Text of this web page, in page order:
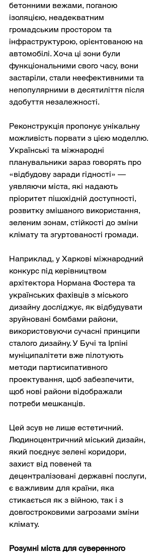
бетонними вежами, поганою
ізоляцією, неадекватним
громадським простором та
інфраструктурою, орієнтованою на
автомобілі. Хоча ці зони були
функціональними свого часу, вони
застаріли, стали неефективними та
непопулярними в десятиліття після
здобуття незалежності.
Реконструкція пропонує унікальну
можливість порвати з цією моделлю.
Українські та міжнародні
планувальники зараз говорять про
«відбудову заради гідності» —
уявляючи міста, які надають
пріоритет пішохідній доступності,
розвитку змішаного використання,
зеленим зонам, стійкості до зміни
клімату та згуртованості громади.
Наприклад, у Харкові міжнародний
конкурс під керівництвом
архітектора Нормана Фостера та
українських фахівців з міського
дизайну досліджує, як відбудувати
зруйновані бомбами райони,
використовуючи сучасні принципи
сталого дизайну. У Бучі та Ірпіні
муніципалітети вже пілотують
методи партисипативного
проектування, щоб забезпечити,
щоб нові райони відображали
потреби мешканців.
Цей зсув не лише естетичний.
Людиноцентричний міський дизайн,
який поєднує зелені коридори,
захист від повеней та
децентралізовані державні послуги,
є важливим для країни, яка
стикається як з війною, так і з
довгостроковими загрозами зміни
клімату.
Розумні міста для суверенного